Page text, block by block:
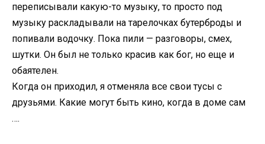
переписывали какую-то музыку, то просто под
музыку раскладывали на тарелочках бутерброды и
попивали водочку. Пока пили — разговоры, смех,
шутки. Он был не только красив как бог, но еще и
обаятелен.
Когда он приходил, я отменяла все свои тусы с
друзьями. Какие могут быть кино, когда в доме сам
….